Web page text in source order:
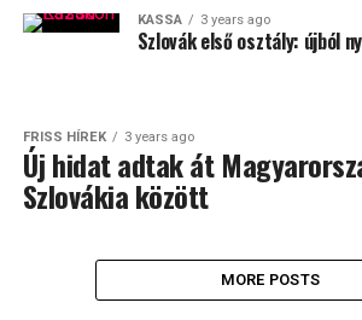
KASSA 3 years ago
Szlovák első osztály: újból
FRISS HÍREK 3 years ago
Új hidat adtak át
Szlovákia között
MORE POSTS